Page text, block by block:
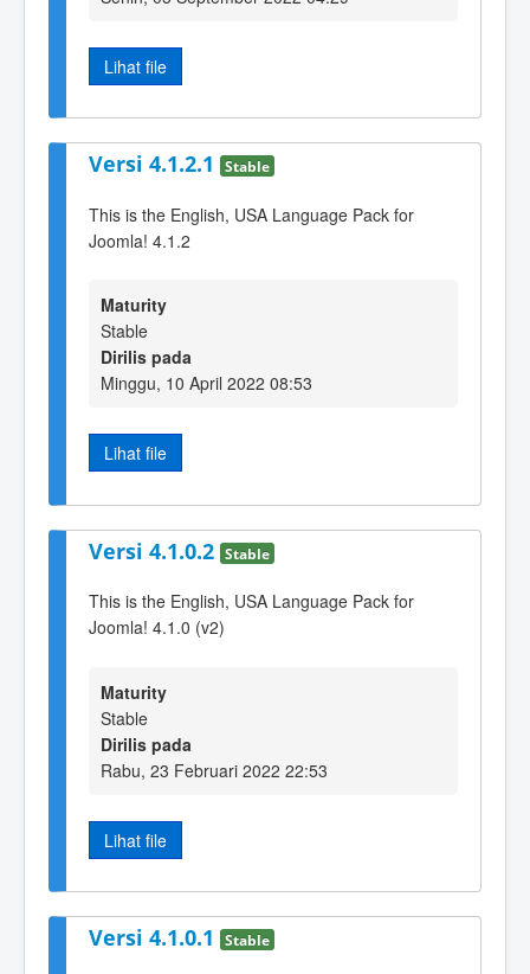
Lihat file
Versi 4.1.2.1 Stable
This is the English, USA Language Pack for
Joomla! 4.1.2
Maturity
Stable
Dirilis pada
Minggu, 10 April 2022 08:53
Lihat file
Versi 4.1.0.2 Stable
This is the English, USA Language Pack for
Joomla! 4.1.0 (v2)
Maturity
Stable
Dirilis pada
Rabu, 23 Februari 2022 22:53
Lihat file
Versi 4.1.0.1 Stable